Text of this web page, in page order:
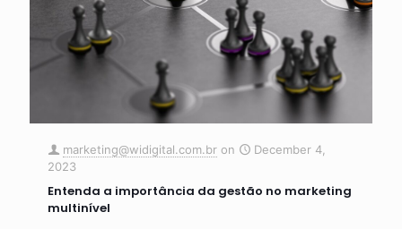
marketing@widigital.com.br on
December 4,
2023
Entenda a importância da gestão no marketing
multinível